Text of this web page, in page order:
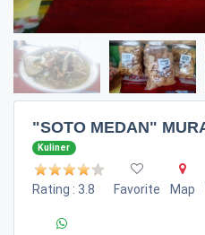
"SOTO MEDAN"
Kuliner
Rating : 3.8 Favorite Map